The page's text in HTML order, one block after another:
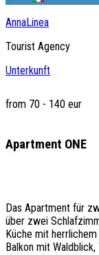
AnnaLinea
Tourist Agency
Unterkunft
from 70 - 140 eur
Apartment ONE
Das Apartment für
über zwei
Küche mit
Balkon mit